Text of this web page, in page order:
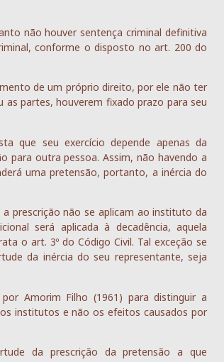
não houver sentença criminal definitiva
conforme o disposto no art. 200 do
de um próprio direito, por ele não ter
partes, houverem fixado prazo para seu
que seu exercício depende apenas da
para outra pessoa. Assim, não havendo a
uma pretensão, portanto, a inércia do
prescrição não se aplicam ao instituto da
será aplicada à decadência, aquela
o art. 3º do Código Civil. Tal exceção se
da inércia do seu representante, seja
Amorim Filho (1961) para distinguir a
institutos e não os efeitos causados por
da prescrição da pretensão a que